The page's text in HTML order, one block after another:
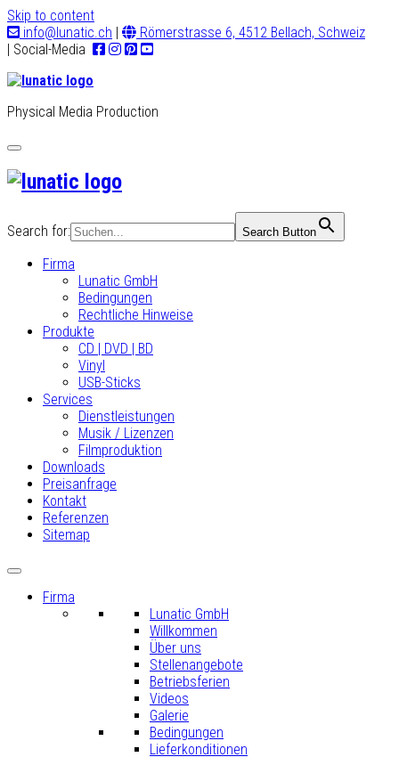
Skip to content
info@lunatic.ch |
Römerstrasse 6, 4512 Bellach, Schweiz
| Social-Media
Physical Media Production
Toggle
navigation
Search for: Search Button
Firma
Lunatic GmbH
Bedingungen
Rechtliche Hinweise
Produkte
CD | DVD | BD
Vinyl
USB-Sticks
Services
Dienstleistungen
Musik / Lizenzen
Filmproduktion
Downloads
Preisanfrage
Kontakt
Referenzen
Sitemap
Firma
Lunatic GmbH
Willkommen
Über uns
Stellenangebote
Betriebsferien
Videos
Galerie
Bedingungen
Lieferkonditionen